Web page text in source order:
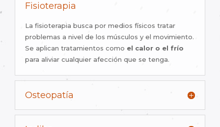
Fisioterapia
La fisioterapia busca por medios físicos tratar
problemas a nivel de los músculos y el movimiento.
Se aplican tratamientos como el calor o el frío
para aliviar cualquier afección que se tenga.
Osteopatía